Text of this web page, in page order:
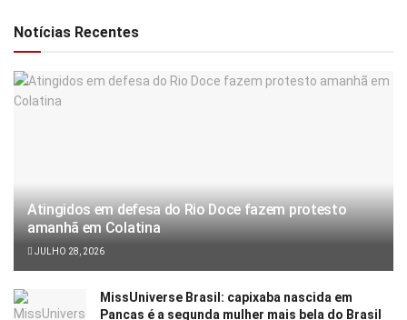
Notícias Recentes
Atingidos em defesa do Rio Doce fazem protesto
amanhã em Colatina
JULHO 28, 2026
MissUniverse Brasil: capixaba nascida em
Pancas é a segunda mulher mais bela do Brasil